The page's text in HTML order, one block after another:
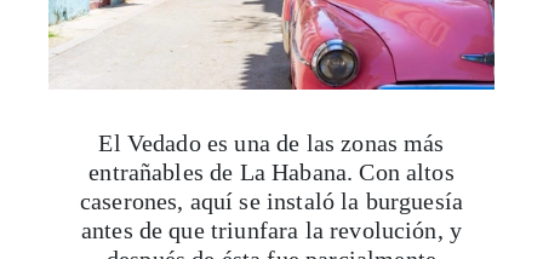
El Vedado es una de las zonas más
entrañables de La Habana. Con altos
caserones, aquí se instaló la burguesía
antes de que triunfara la revolución, y